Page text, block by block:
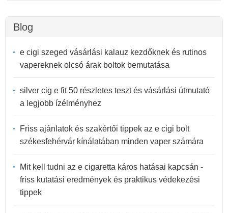
Blog
e cigi szeged vásárlási kalauz kezdőknek és rutinos
vapereknek olcsó árak boltok bemutatása
silver cig e fit 50 részletes teszt és vásárlási útmutató
a legjobb ízélményhez
Friss ajánlatok és szakértői tippek az e cigi bolt
székesfehérvár kínálatában minden vaper számára
Mit kell tudni az e cigaretta káros hatásai kapcsán -
friss kutatási eredmények és praktikus védekezési
tippek